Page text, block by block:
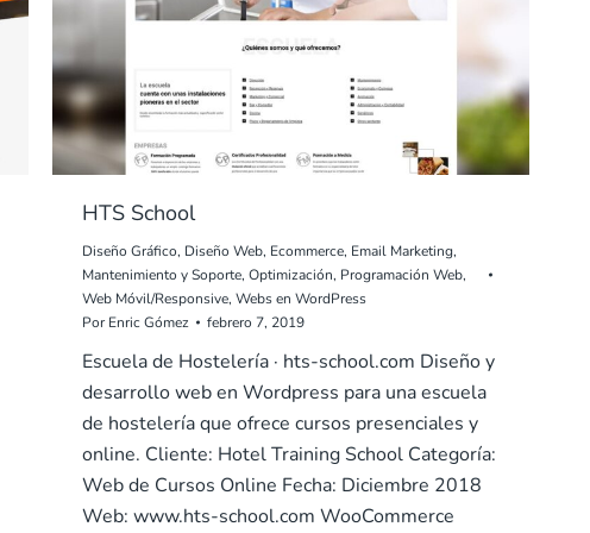
HTS School
Diseño Gráfico, Diseño Web, Ecommerce, Email Marketing,
Mantenimiento y Soporte, Optimización, Programación Web,
Web Móvil/Responsive, Webs en WordPress
PorEnric Gómez febrero 7, 2019
Escuela de Hostelería · hts-school.com Diseño y
desarrollo web en Wordpress para una escuela
de hostelería que ofrece cursos presenciales y
online. Cliente: Hotel Training School Categoría:
Web de Cursos Online Fecha: Diciembre 2018
Web: www.hts-school.com WooCommerce